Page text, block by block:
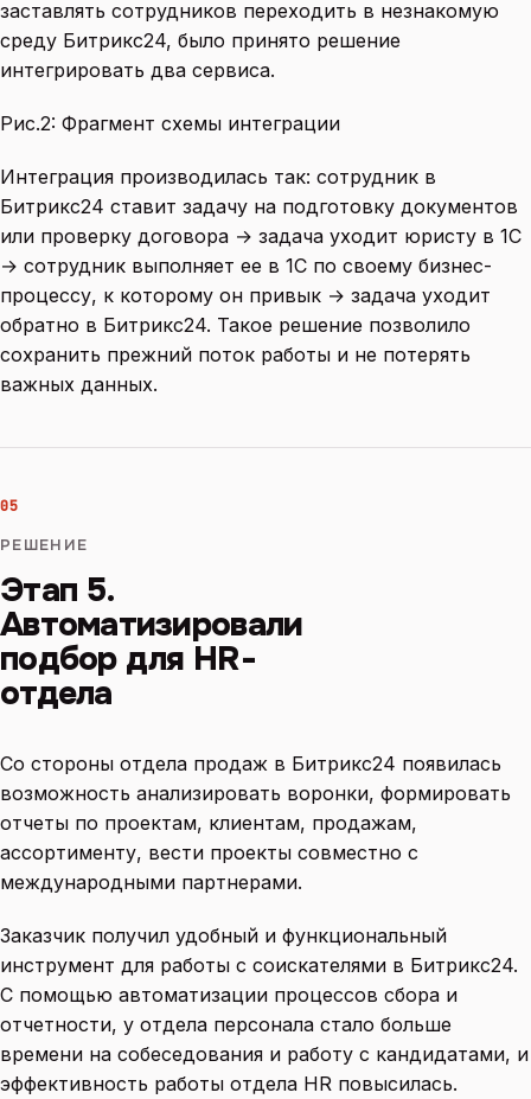
заставлять сотрудников переходить в незнакомую
среду Битрикс24, было принято решение
интегрировать два сервиса.
Рис.2: Фрагмент схемы интеграции
Интеграция производилась так: сотрудник в
Битрикс24 ставит задачу на подготовку документов
или проверку договора → задача уходит юристу в 1С
→ сотрудник выполняет ее в 1С по своему бизнес-
процессу, к которому он привык → задача уходит
обратно в Битрикс24. Такое решение позволило
сохранить прежний поток работы и не потерять
важных данных.
05
РЕШЕНИЕ
Этап 5.
Автоматизировали
подбор для HR-
отдела
Со стороны отдела продаж в Битрикс24 появилась
возможность анализировать воронки, формировать
отчеты по проектам, клиентам, продажам,
ассортименту, вести проекты совместно с
международными партнерами.
Заказчик получил удобный и функциональный
инструмент для работы с соискателями в Битрикс24.
С помощью автоматизации процессов сбора и
отчетности, у отдела персонала стало больше
времени на собеседования и работу с кандидатами, и
эффективность работы отдела HR повысилась.